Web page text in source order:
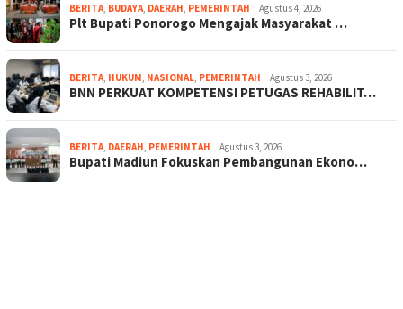
BERITA, BUDAYA, DAERAH, PEMERINTAH Agustus 4, 2026
Plt Bupati Ponorogo Mengajak Masyarakat …
BERITA, HUKUM, NASIONAL, PEMERINTAH Agustus 3, 2026
BNN PERKUAT KOMPETENSI PETUGAS REHABILIT…
BERITA, DAERAH, PEMERINTAH Agustus 3, 2026
Bupati Madiun Fokuskan Pembangunan Ekono…